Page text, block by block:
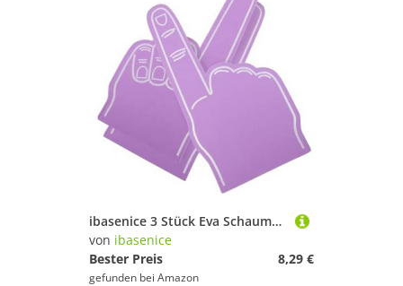
ibasenice 3 Stück Eva Schaumstoff handschäume Finger Cheerleading Zubehör Sport Party Geräuschmacher für Stadion Fans
von ibasenice
Bester Preis
8,29 €
gefunden bei Amazon